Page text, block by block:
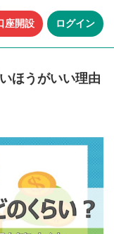
座開設 ログイン
ほうがいい理由